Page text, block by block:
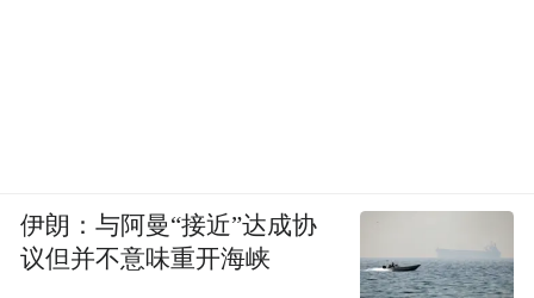
伊朗：与阿曼“接近”达成协
议但并不意味重开海峡